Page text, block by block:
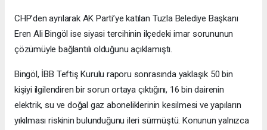
CHP’den ayrılarak AK Parti’ye katılan Tuzla Belediye Başkanı
Eren Ali Bingöl ise siyasi tercihinin ilçedeki imar sorununun
çözümüyle bağlantılı olduğunu açıklamıştı.
Bingöl, İBB Teftiş Kurulu raporu sonrasında yaklaşık 50 bin
kişiyi ilgilendiren bir sorun ortaya çıktığını, 16 bin dairenin
elektrik, su ve doğal gaz aboneliklerinin kesilmesi ve yapıların
yıkılması riskinin bulunduğunu ileri sürmüştü. Konunun yalnızca